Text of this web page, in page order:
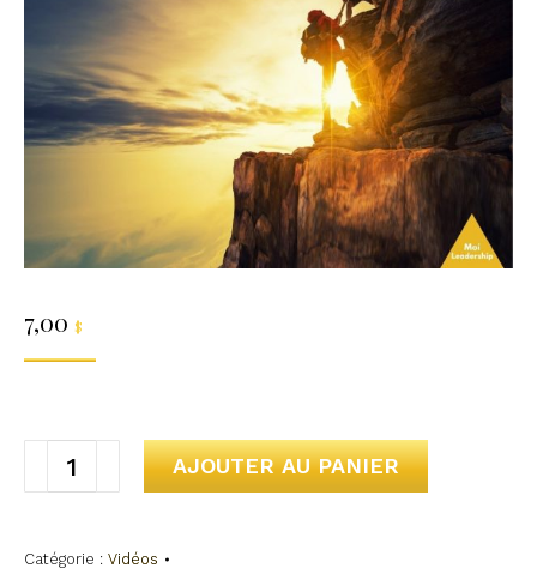
7,00 $
quantité
de
#52
AJOUTER AU PANIER
Catégorie : Vidéos